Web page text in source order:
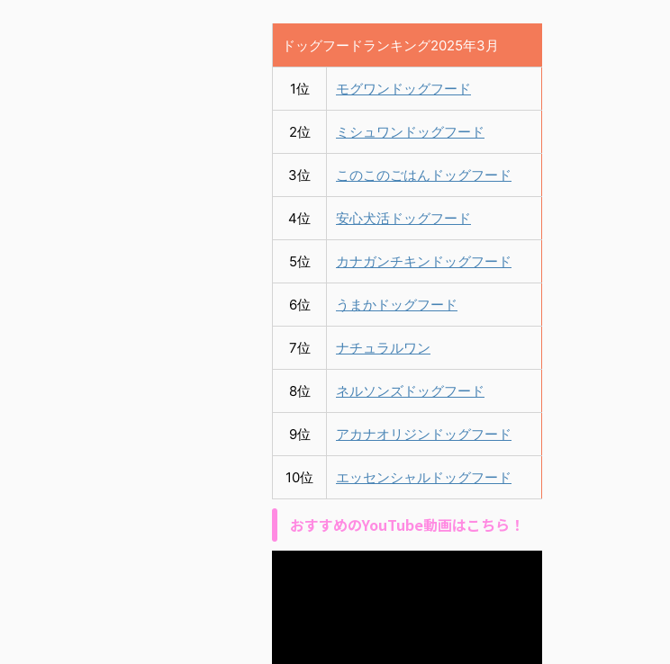
ドッグフードランキング2025年3月
1位 モグワンドッグフード
2位 ミシュワンドッグフード
3位 このこのごはんドッグフード
4位 安心犬活ドッグフード
5位 カナガンチキンドッグフード
6位 うまかドッグフード
7位 ナチュラルワン
8位 ネルソンズドッグフード
9位 アカナオリジンドッグフード
10位 エッセンシャルドッグフード
おすすめのYouTube動画はこちら！